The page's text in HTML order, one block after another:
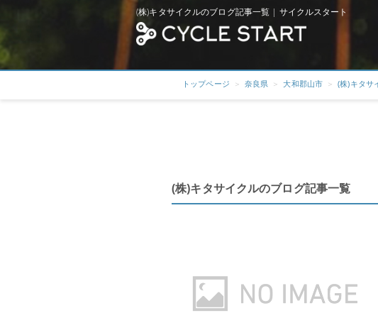
(株)キタサイクルのブログ記事一覧 | サイクルスタート
トップページ 奈良県 大和郡山市 (株)キタサ
(株)キタサイクルのブログ記事一覧